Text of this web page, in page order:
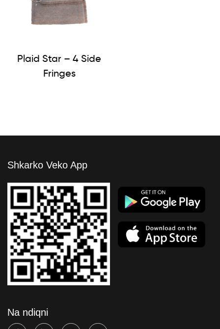
Plaid Star – 4 Side
Fringes
Shkarko Veko App
Na ndiqni